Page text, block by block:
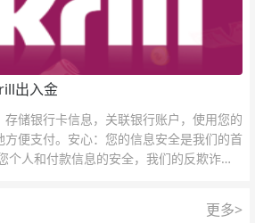
出入金
储银行卡信息，关联银行账户，使用您的
便支付。安心：您的信息安全是我们的首
个人和付款信息的安全，我们的反欺诈团
更多>